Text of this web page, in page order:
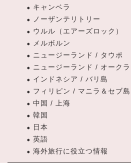
キャンベラ
ノーザンテリトリー
ウルル（エアーズロック）
メルボルン
ニュージーランド / タウポ
ニュージーランド / オークラ
インドネシア / バリ島
フィリピン / マニラ＆セブ島
中国 / 上海
韓国
日本
英語
海外旅行に役立つ情報